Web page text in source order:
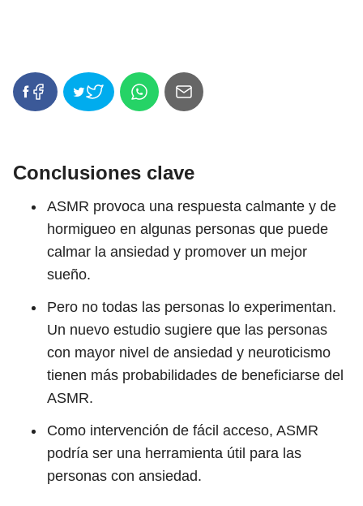
Conclusiones clave
ASMR provoca una respuesta calmante y de
hormigueo en algunas personas que puede
calmar la ansiedad y promover un mejor
sueño.
Pero no todas las personas lo experimentan.
Un nuevo estudio sugiere que las personas
con mayor nivel de ansiedad y neuroticismo
tienen más probabilidades de beneficiarse del
ASMR.
Como intervención de fácil acceso, ASMR
podría ser una herramienta útil para las
personas con ansiedad.